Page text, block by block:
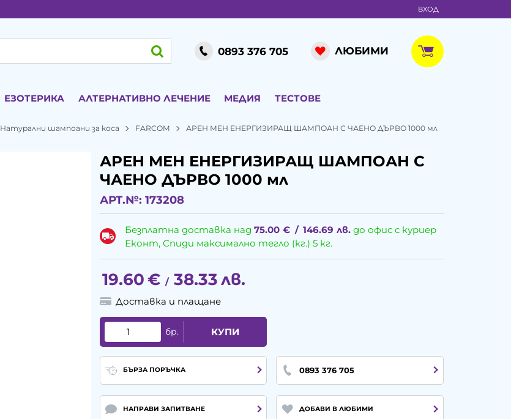
ВХОД
0893 376 705 ЛЮБИМИ
ЕЗОТЕРИКА АЛТЕРНАТИВНО ЛЕЧЕНИЕ МЕДИЯ ТЕСТОВЕ
Натурални шампоани за коса FARCOM АРЕН МЕН ЕНЕРГИЗИРАЩ ШАМПОАН С ЧАЕНО ДЪРВО 1000 мл
АРЕН МЕН ЕНЕРГИЗИРАЩ ШАМПОАН С
ЧАЕНО ДЪРВО 1000 мл
АРТ.№: 173208
Безплатна доставка над75.00 € / 146.69 лв. до офис с куриер
Еконт, Спиди максимално тегло (кг.) 5 кг.
19.60€ / 38.33лв.
Доставка и плащане
бр. КУПИ
БЪРЗА ПОРЪЧКА 0893 376 705
НАПРАВИ ЗАПИТВАНЕ ДОБАВИ В ЛЮБИМИ